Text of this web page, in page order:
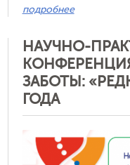
подробнее
НАУЧНО-
ЗАБОТЫ:
ГОДА
Отменить